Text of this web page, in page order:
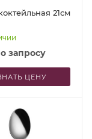
21см
запросу
ЦЕНУ